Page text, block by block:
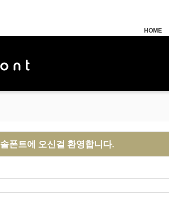
HOME
솔폰트에 오신걸 환영합니다.